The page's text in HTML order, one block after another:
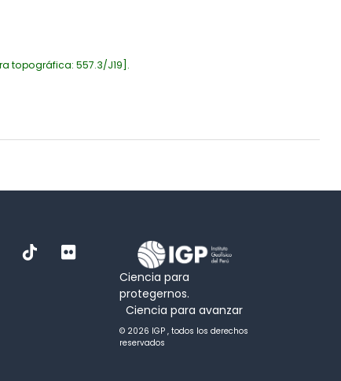
topográfica: 557.3/J19 .
Ciencia para
protegernos.
Ciencia para avanzar
© 2026 IGP , todos los derechos
reservados